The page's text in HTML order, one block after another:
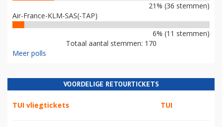
21% (36 stemmen)
Air-France-KLM-SAS(-TAP)
6% (11 stemmen)
Totaal aantal stemmen: 170
Meer polls
VOORDELIGE RETOURTICKETS
TUI vliegtickets TUI